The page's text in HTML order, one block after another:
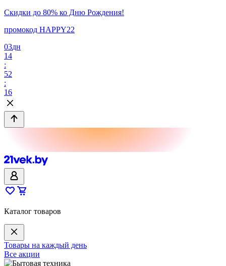
Скидки до 80% ко Дню Рождения!
промокод HAPPY22
03дн
14
:
52
:
16
Каталог товаров
Товары на каждый день
Все акции